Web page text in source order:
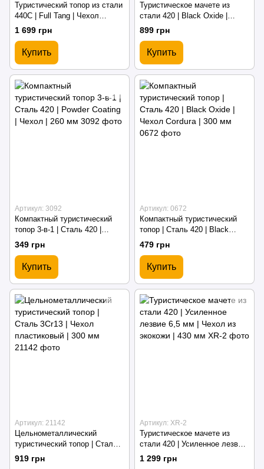
Туристический топор из стали
440C | Full Tang | Чехол
Cordura | 330 мм
1 699 грн
Купить
Туристическое мачете из
стали 420 | Black Oxide |
Чехол Cordura | 555 мм
899 грн
Купить
Артикул: 3092
Компактный туристический
топор 3-в-1 | Сталь 420 |
Powder Coating | Чехол | 260
349 грн
Купить
Артикул: 0672
Компактный туристический
топор | Сталь 420 | Black
Oxide | Чехол Cordura | 300 мм
479 грн
Купить
Артикул: 21142
Цельнометаллический
туристический топор | Сталь
3Cr13 | Чехол пластиковый |
300 мм
919 грн
Артикул: XR-2
Туристическое мачете из
стали 420 | Усиленное лезвие
6,5 мм | Чехол из экокожи |
1 299 грн